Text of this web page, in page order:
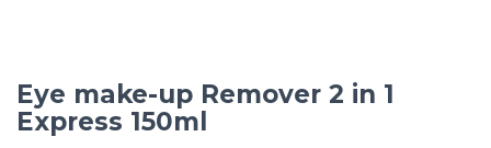
Eye make-up Remover 2 in 1
Express 150ml